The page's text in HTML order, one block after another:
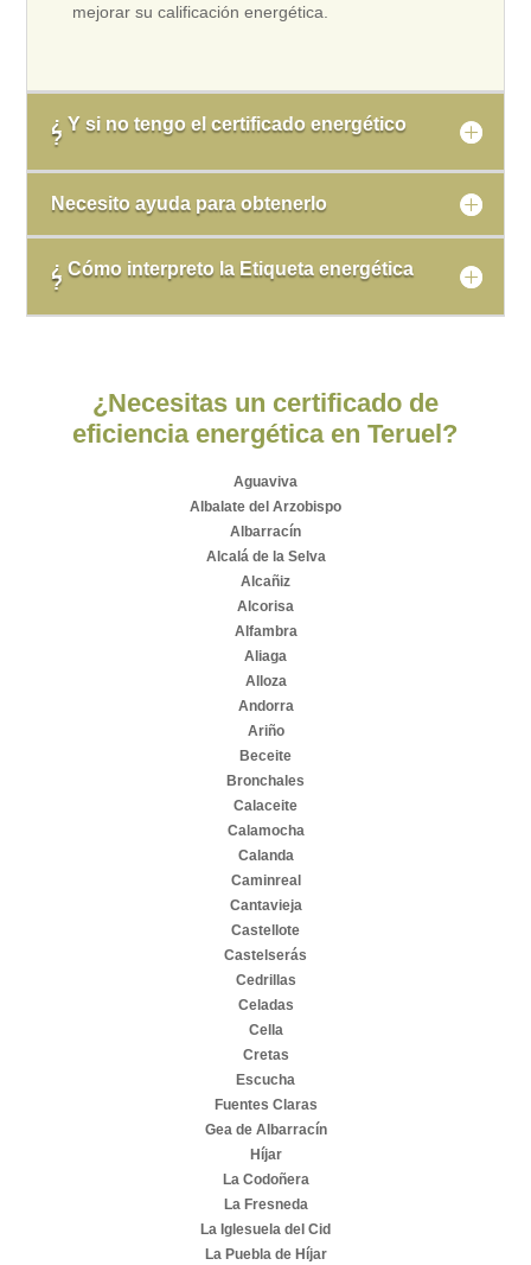
mejorar su calificación energética.
¿ Y si no tengo el certificado energético
?
Necesito ayuda para obtenerlo
¿ Cómo interpreto la Etiqueta energética
?
¿Necesitas un certificado de
eficiencia energética en Teruel?
Aguaviva
Albalate del Arzobispo
Albarracín
Alcalá de la Selva
Alcañiz
Alcorisa
Alfambra
Aliaga
Alloza
Andorra
Ariño
Beceite
Bronchales
Calaceite
Calamocha
Calanda
Caminreal
Cantavieja
Castellote
Castelserás
Cedrillas
Celadas
Cella
Cretas
Escucha
Fuentes Claras
Gea de Albarracín
Híjar
La Codoñera
La Fresneda
La Iglesuela del Cid
La Puebla de Híjar